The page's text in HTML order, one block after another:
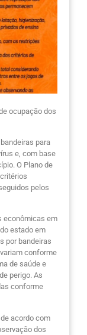
ocupação dos
para
e, com base
O Plano de
pelos
econômicas em
estado em
por bandeiras
conforme
de saúde e
perigo. As
conforme
acordo com
dos